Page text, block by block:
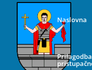
Naslovna
Prilagodba